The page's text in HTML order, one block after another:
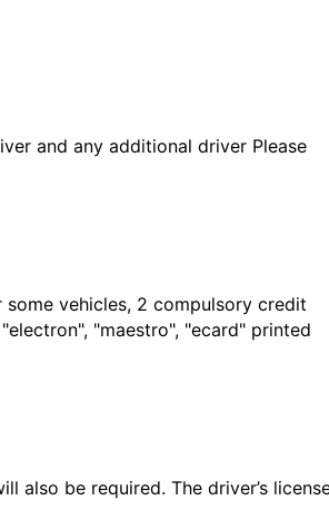
and any additional driver Please
vehicles, 2 compulsory credit
"maestro", "ecard" printed
also be required. The driver’s